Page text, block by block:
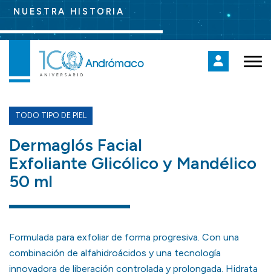
NUESTRA HISTORIA
TODO TIPO DE PIEL
Dermaglós Facial
Exfoliante Glicólico y Mandélico
50 ml
Formulada para exfoliar de forma progresiva. Con una
combinación de alfahidroácidos y una tecnología
innovadora de liberación controlada y prolongada. Hidrata